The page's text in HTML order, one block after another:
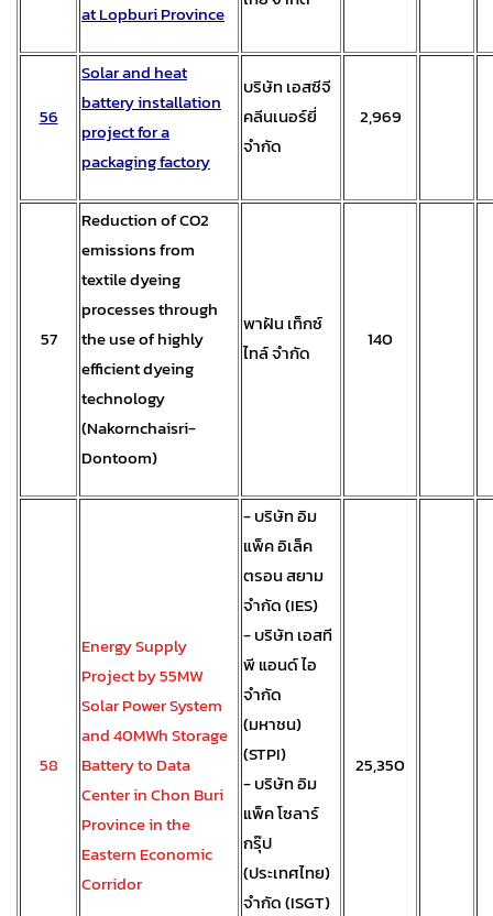
at Lopburi Province
56
Solar and heat
battery installation
project for a
packaging factory
บริษัท เอสซีจี
คลีนเนอร์ยี่
จำกัด
2,969
57
Reduction of CO2
emissions from
textile dyeing
processes through
the use of highly
efficient dyeing
technology
(Nakornchaisri-
Dontoom)
พาฝัน เท็กซ์
ไทล์ จำกัด
140
58
Energy Supply
Project by 55MW
Solar Power System
and 40MWh Storage
Battery to Data
Center in Chon Buri
Province in the
Eastern Economic
Corridor
- บริษัท อิม
แพ็ค อิเล็ค
ตรอน สยาม
จำกัด (IES)
- บริษัท เอสที
พี แอนด์ ไอ
จำกัด
(มหาชน)
(STPI)
- บริษัท อิม
แพ็ค โซลาร์
กรุ๊ป
(ประเทศไทย)
จำกัด (ISGT)
25,350